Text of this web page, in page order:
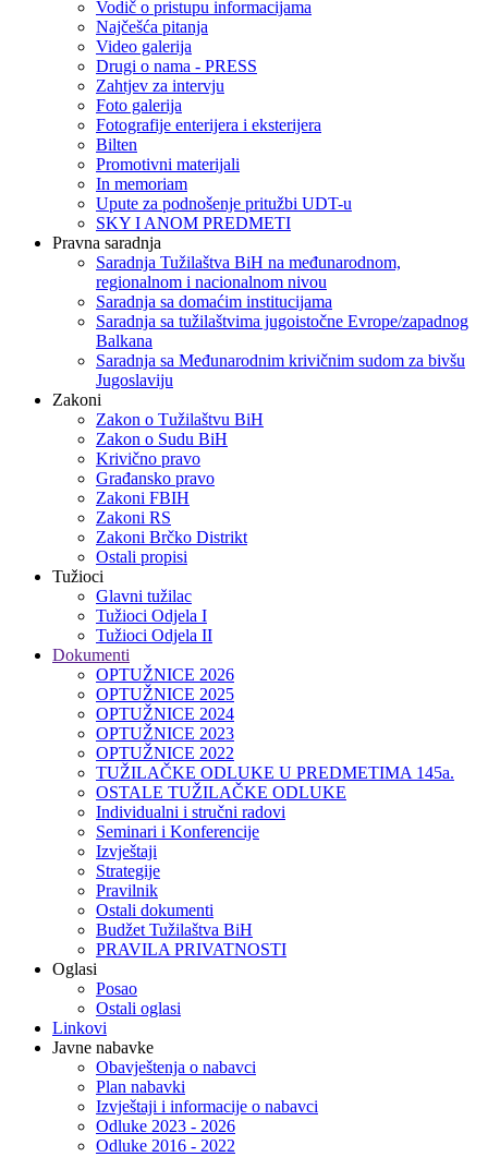
Vodič o pristupu informacijama
Najčešća pitanja
Video galerija
Drugi o nama - PRESS
Zahtjev za intervju
Foto galerija
Fotografije enterijera i eksterijera
Bilten
Promotivni materijali
In memoriam
Upute za podnošenje pritužbi UDT-u
SKY I ANOM PREDMETI
Pravna saradnja
Saradnja Tužilaštva BiH na međunarodnom,
regionalnom i nacionalnom nivou
Saradnja sa domaćim institucijama
Saradnja sa tužilaštvima jugoistočne Evrope/zapadnog
Balkana
Saradnja sa Međunarodnim krivičnim sudom za bivšu
Jugoslaviju
Zakoni
Zakon o Тužilaštvu BiH
Zakon o Sudu BiH
Krivično pravo
Građansko pravo
Zakoni FBIH
Zakoni RS
Zakoni Brčko Distrikt
Ostali propisi
Tužioci
Glavni tužilac
Tužioci Odjela I
Tužioci Odjela II
Dokumenti
OPTUŽNICE 2026
OPTUŽNICE 2025
OPTUŽNICE 2024
OPTUŽNICE 2023
OPTUŽNICE 2022
TUŽILAČKE ODLUKE U PREDMETIMA 145a.
OSTALE TUŽILAČKE ODLUKE
Individualni i stručni radovi
Seminari i Konferencije
Izvještaji
Strategije
Pravilnik
Ostali dokumenti
Budžet Tužilaštva BiH
PRAVILA PRIVATNOSTI
Oglasi
Posao
Ostali oglasi
Linkovi
Javne nabavke
Obavještenja o nabavci
Plan nabavki
Izvještaji i informacije o nabavci
Odluke 2023 - 2026
Odluke 2016 - 2022